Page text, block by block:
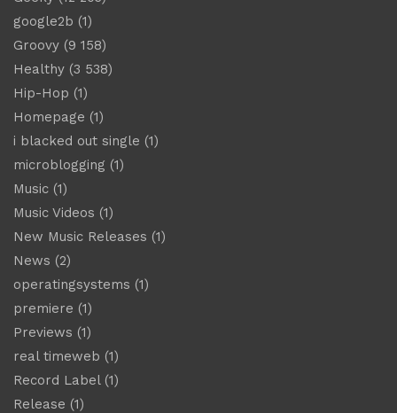
google2b (1)
Groovy (9 158)
Healthy (3 538)
Hip-Hop (1)
Homepage (1)
i blacked out single (1)
microblogging (1)
Music (1)
Music Videos (1)
New Music Releases (1)
News (2)
operatingsystems (1)
premiere (1)
Previews (1)
real timeweb (1)
Record Label(1)
Release (1)